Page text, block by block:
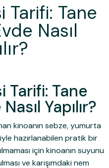
Tarifi: Tane
Nasıl
Tarifi: Tane
Yapılır?
kinoanın sebze, yumurta
hazırlanabilen pratik bir
için kinoanın suyunu
ve karışımdaki nem